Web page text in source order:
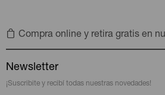
Compra online y retira gratis en
Newsletter
¡Suscribite y recibí todas nuestras novedades!